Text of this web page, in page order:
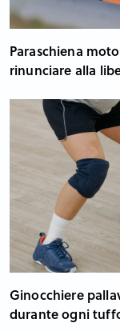
Paraschiena
rinunciare alla
Ginocchiere
durante ogni